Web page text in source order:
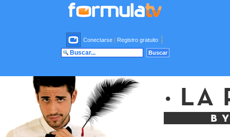
Conectarse | Registro gratuito